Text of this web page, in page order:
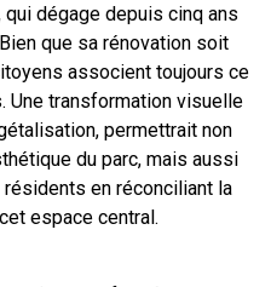
qui dégage depuis cinq ans
que sa rénovation soit
associent toujours ce
Une transformation visuelle
permettrait non
du parc, mais aussi
en réconciliant la
espace central.